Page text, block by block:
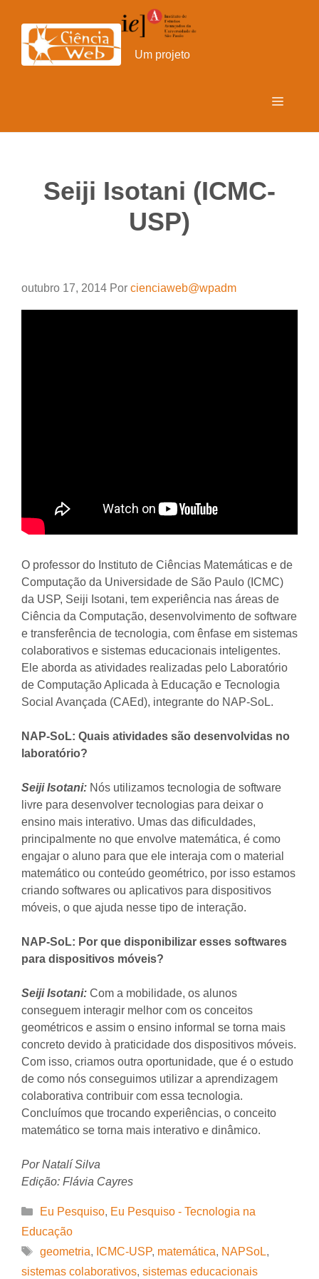
para
conteúdo
Um projeto
Menu
Seiji Isotani (ICMC-
USP)
outubro 17, 2014 Por cienciaweb@wpadm
O professor do Instituto de Ciências Matemáticas e de
Computação da Universidade de São Paulo (ICMC)
da USP, Seiji Isotani, tem experiência nas áreas de
Ciência da Computação, desenvolvimento de software
e transferência de tecnologia, com ênfase em sistemas
colaborativos e sistemas educacionais inteligentes.
Ele aborda as atividades realizadas pelo Laboratório
de Computação Aplicada à Educação e Tecnologia
Social Avançada (CAEd), integrante do NAP-SoL.
NAP-SoL: Quais atividades são desenvolvidas no
laboratório?
Seiji Isotani: Nós utilizamos tecnologia de software
livre para desenvolver tecnologias para deixar o
ensino mais interativo. Umas das dificuldades,
principalmente no que envolve matemática, é como
engajar o aluno para que ele interaja com o material
matemático ou conteúdo geométrico, por isso estamos
criando softwares ou aplicativos para dispositivos
móveis, o que ajuda nesse tipo de interação.
NAP-SoL: Por que disponibilizar esses softwares
para dispositivos móveis?
Seiji Isotani: Com a mobilidade, os alunos
conseguem interagir melhor com os conceitos
geométricos e assim o ensino informal se torna mais
concreto devido à praticidade dos dispositivos móveis.
Com isso, criamos outra oportunidade, que é o estudo
de como nós conseguimos utilizar a aprendizagem
colaborativa contribuir com essa tecnologia.
Concluímos que trocando experiências, o conceito
matemático se torna mais interativo e dinâmico.
Por Natalí Silva
Edição: Flávia Cayres
Categorias
Eu Pesquiso, Eu Pesquiso - Tecnologia na
Educação
Tags
geometria, ICMC-USP, matemática, NAPSoL,
sistemas colaborativos, sistemas educacionais